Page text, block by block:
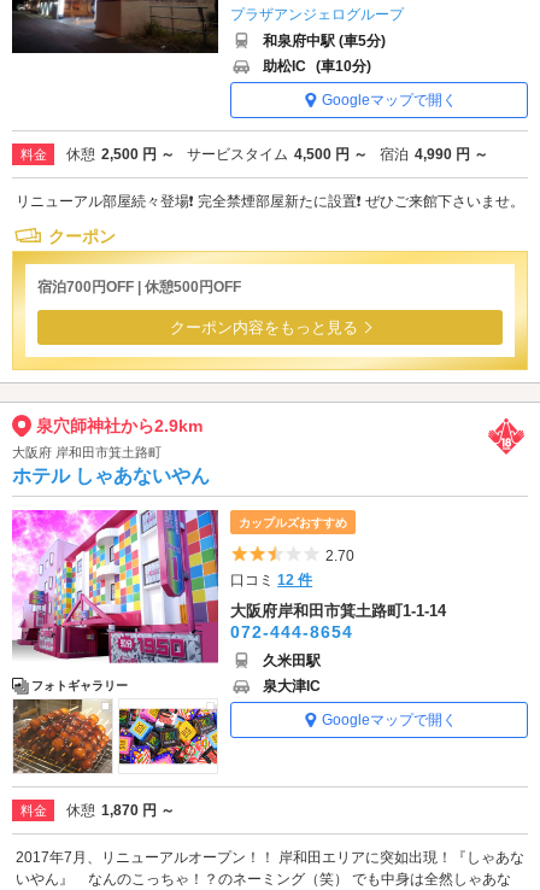
プラザアンジェログループ
和泉府中駅 (車5分)
助松IC (車10分)
Googleマップで開く
料金 休憩 2,500 円 ～ サービスタイム 4,500 円 ～ 宿泊 4,990 円 ～
リニューアル部屋続々登場❗ 完全禁煙部屋新たに設置❗ ぜひご来館下さいませ。
クーポン
宿泊700円OFF | 休憩500円OFF
クーポン内容をもっと見る
泉穴師神社から2.9km
大阪府 岸和田市箕土路町
ホテル しゃあないやん
フォトギャラリー
カップルズおすすめ
5つ星のうち2.5
2.70
口コミ12 件
大阪府岸和田市箕土路町1-1-14
072-444-8654
久米田駅
泉大津IC
Googleマップで開く
料金 休憩 1,870 円 ～
2017年7月、リニューアルオープン！！ 岸和田エリアに突如出現！『しゃあな
いやん』 なんのこっちゃ！？のネーミング（笑） でも中身は全然しゃあな